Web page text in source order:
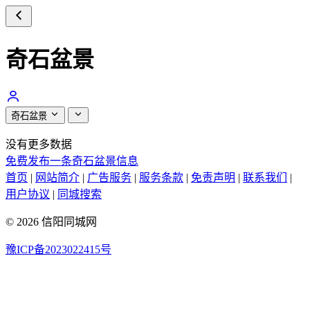
奇石盆景
奇石盆景
没有更多数据
免费发布一条奇石盆景信息
首页 | 网站简介 | 广告服务 | 服务条款 | 免责声明 | 联系我们
|
用户协议 | 同城搜索
© 2026 信阳同城网
豫ICP备2023022415号